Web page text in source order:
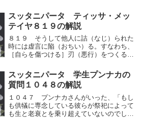
か？『等しい』とか『等しくない』とかい
うことのなくなった人は、誰に論争を挑
（いど）むであろ...
スッタニパータ ティッサ・メッ
テイヤ８１９の解説
８１９ そうして他人に詰（なじ）られた
時には虚言に陥（おちい）る。すなわち、
［自らを傷つける］刃（悪行）をつくるの
そうして他人に詰（なじ）られた時にはそ
れをごまかそうと虚言に陥（おちい）る。
すなわち［自...
スッタニパータ 学生プンナカの
質問１０４８の解説
１０４７ プンナカさんがいった、「もし
も供犠に専念している彼らが祭祀によって
も生と老衰とを乗り超えていないのでした